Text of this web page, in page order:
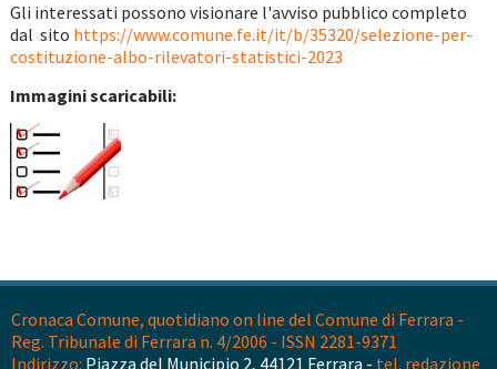
Gli interessati possono visionare l'avviso pubblico completo
dal sito https://www.comune.fe.it/it/b/35320/selezione-per-
costituzione-albo-rilevatori-statistici-2023
Immagini scaricabili:
Cronaca Comune, quotidiano on line del Comune di Ferrara -
Reg. Tribunale di Ferrara n. 4/2006 - ISSN 2281-9371
Indirizzo: Piazza del Municipio 2, 44121 Ferrara - tel. redazione